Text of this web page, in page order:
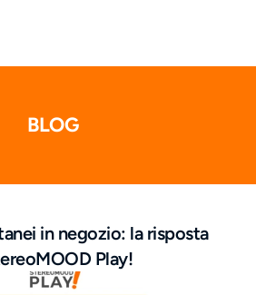
BLOG
in negozio: la risposta
Play!